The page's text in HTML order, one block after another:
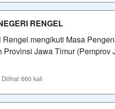
RENGEL
mengikuti Masa
Jawa Timur
660 kali